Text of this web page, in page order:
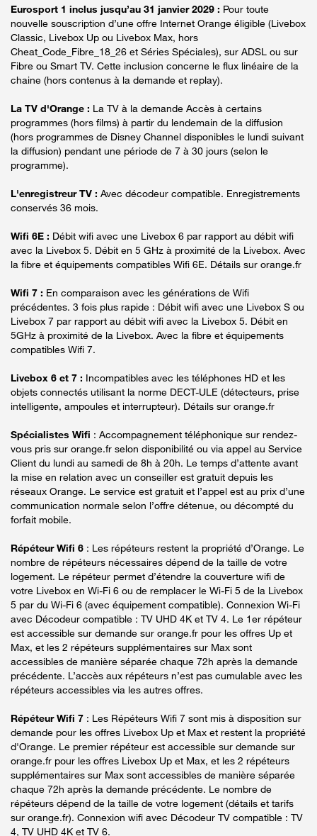
Eurosport 1 inclus jusqu’au 31 janvier 2029 : Pour toute
nouvelle souscription d’une offre Internet Orange éligible (Livebox
Classic, Livebox Up ou Livebox Max, hors
Cheat_Code_Fibre_18_26 et Séries Spéciales), sur ADSL ou sur
Fibre ou Smart TV. Cette inclusion concerne le flux linéaire de la
chaine (hors contenus à la demande et replay).
La TV d'Orange : La TV à la demande Accès à certains
programmes (hors films) à partir du lendemain de la diffusion
(hors programmes de Disney Channel disponibles le lundi suivant
la diffusion) pendant une période de 7 à 30 jours (selon le
programme).
L'enregistreur TV : Avec décodeur compatible. Enregistrements
conservés 36 mois.
Wifi 6E : Débit wifi avec une Livebox 6 par rapport au débit wifi
avec la Livebox 5. Débit en 5 GHz à proximité de la Livebox. Avec
la fibre et équipements compatibles Wifi 6E. Détails sur orange.fr
Wifi 7 : En comparaison avec les générations de Wifi
précédentes. 3 fois plus rapide : Débit wifi avec une Livebox S ou
Livebox 7 par rapport au débit wifi avec la Livebox 5. Débit en
5GHz à proximité de la Livebox. Avec la fibre et équipements
compatibles Wifi 7.
Livebox 6 et 7 : Incompatibles avec les téléphones HD et les
objets connectés utilisant la norme DECT-ULE (détecteurs, prise
intelligente, ampoules et interrupteur). Détails sur orange.fr
Spécialistes Wifi : Accompagnement téléphonique sur rendez-
vous pris sur orange.fr selon disponibilité ou via appel au Service
Client du lundi au samedi de 8h à 20h. Le temps d’attente avant
la mise en relation avec un conseiller est gratuit depuis les
réseaux Orange. Le service est gratuit et l’appel est au prix d’une
communication normale selon l’offre détenue, ou décompté du
forfait mobile.
Répéteur Wifi 6 : Les répéteurs restent la propriété d’Orange. Le
nombre de répéteurs nécessaires dépend de la taille de votre
logement. Le répéteur permet d’étendre la couverture wifi de
votre Livebox en Wi-Fi 6 ou de remplacer le Wi-Fi 5 de la Livebox
5 par du Wi-Fi 6 (avec équipement compatible). Connexion Wi-Fi
avec Décodeur compatible : TV UHD 4K et TV 4. Le 1er répéteur
est accessible sur demande sur orange.fr pour les offres Up et
Max, et les 2 répéteurs supplémentaires sur Max sont
accessibles de manière séparée chaque 72h après la demande
précédente. L’accès aux répéteurs n’est pas cumulable avec les
répéteurs accessibles via les autres offres.
Répéteur Wifi 7 : Les Répéteurs Wifi 7 sont mis à disposition sur
demande pour les offres Livebox Up et Max et restent la propriété
d'Orange. Le premier répéteur est accessible sur demande sur
orange.fr pour les offres Livebox Up et Max, et les 2 répéteurs
supplémentaires sur Max sont accessibles de manière séparée
chaque 72h après la demande précédente. Le nombre de
répéteurs dépend de la taille de votre logement (détails et tarifs
sur orange.fr). Connexion wifi avec Décodeur TV compatible : TV
4, TV UHD 4K et TV 6.